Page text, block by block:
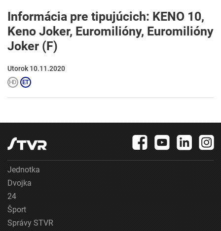
Informácia pre tipujúcich: KENO 10,
Keno Joker, Euromilióny, Euromilióny
Joker (F)
Utorok 10.11.2020
Jednotka
Dvojka
24
Šport
Správy STVR